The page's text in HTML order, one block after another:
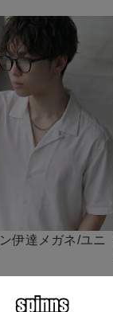
伊達メガネ/ユニ